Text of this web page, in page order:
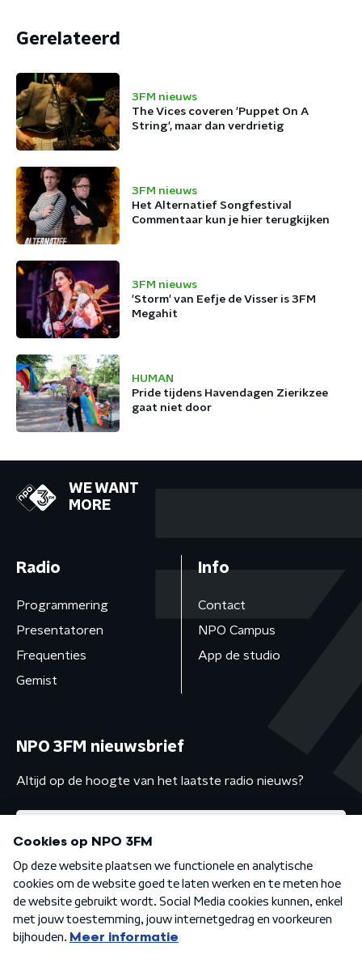
Gerelateerd
3FM nieuws
The Vices coveren 'Puppet On A
String', maar dan verdrietig
3FM nieuws
Het Alternatief Songfestival
Commentaar kun je hier terugkijken
3FM nieuws
'Storm' van Eefje de Visser is 3FM
Megahit
HUMAN
Pride tijdens Havendagen Zierikzee
gaat niet door
WE WANT
MORE
Radio
Programmering
Presentatoren
Frequenties
Gemist
Info
Contact
NPO Campus
App de studio
NPO 3FM nieuwsbrief
Altijd op de hoogte van het laatste radio nieuws?
Algemene voorwaarden Privacybeleid